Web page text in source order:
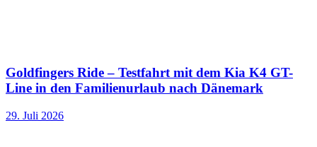
Goldfingers Ride – Testfahrt mit dem Kia K4 GT-
Line in den Familienurlaub nach Dänemark
29. Juli 2026